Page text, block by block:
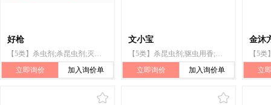
好枪
【5类】杀虫剂;杀昆虫剂;灭鼠剂;鼠药;防蛀剂;粘蝇纸;灭蝇剂;蚊香;粘蝇带;卫生球
立即询价
加入询价单
文小宝
【5类】杀昆虫剂;驱虫用香;灭蝇剂;驱昆虫剂;灭鼠剂;杀虫剂;粘蝇带;熏蚁纸;蚊香;防蛀剂
立即询价
加入询价单
金沐
立